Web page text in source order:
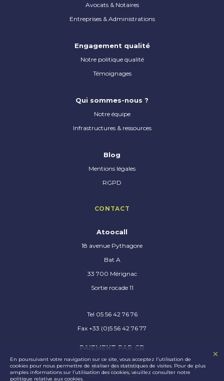
En poursuivant votre navigation sur ce site, vous acceptez l’utilisation de
cookies pour nous permettre de réaliser des statistiques de visites. Pour de plus
amples informations sur l’utilisation des cookies, veuillez consulter notre
politique relative aux cookies.
Avocats & Notaires
Entreprises & Administrations
Engagement qualité
Notre politique qualité
Témoignages
Qui sommes-nous ?
Notre équipe
Infrastructures & ressources
Blog
Mentions légales
RGPD
CONTACT
Atoocall
18 avenue Pythagore
Bat A
33 700 Mérignac
Sortie rocade 11
Tel 05 56 42 76 76
Fax +33 (0)5 56 42 76 77
PAIEMENT PAR CB